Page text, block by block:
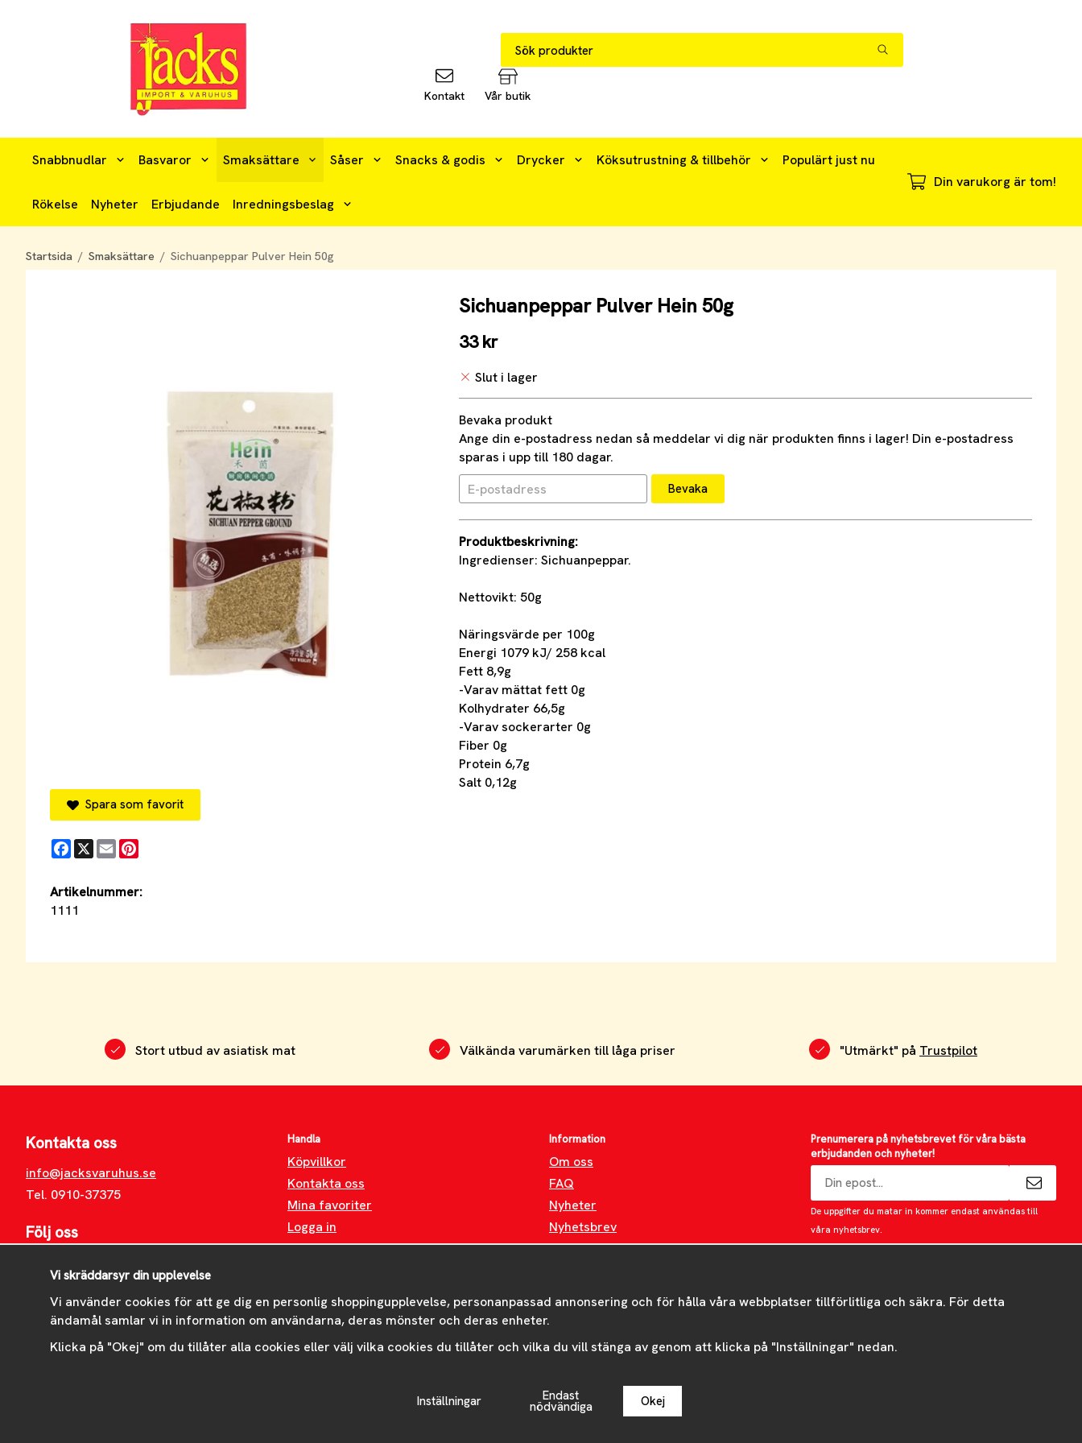
Kontakt Vår butik
Snabbnudlar Basvaror Smaksättare Såser Snacks & godis Drycker Köksutrustning & tillbehör Populärt just nu
Rökelse Nyheter Erbjudande Inredningsbeslag
Din varukorg är tom!
Startsida / Smaksättare / Sichuanpeppar Pulver Hein 50g
Sichuanpeppar Pulver Hein 50g
33 kr
Slut i lager
Bevaka produkt
Ange din e-postadress nedan så meddelar vi dig när produkten finns i lager! Din e-postadress
sparas i upp till 180 dagar.
Bevaka
Produktbeskrivning:
Ingredienser: Sichuanpeppar.
Nettovikt: 50g
Näringsvärde per 100g
Energi 1079 kJ/ 258 kcal
Fett 8,9g
-Varav mättat fett 0g
Kolhydrater 66,5g
-Varav sockerarter 0g
Fiber 0g
Protein 6,7g
Salt 0,12g
Spara som favorit
Facebook
X Email
Artikelnummer:
1111
Stort utbud av asiatisk mat Välkända varumärken till låga priser "Utmärkt" på Trustpilot
Kontakta oss
info@jacksvaruhus.se
Tel. 0910-37375
Följ oss
Instagram
Handla
Köpvillkor
Kontakta oss
Mina favoriter
Logga in
Information
Om oss
FAQ
Nyheter
Nyhetsbrev
Om cookies
Prenumerera på nyhetsbrevet för våra bästa
erbjudanden och nyheter!
postadress
De uppgifter du matar in kommer endast användas till
våra nyhetsbrev.
Drift & produktion:Wikinggruppen
Vi skräddarsyr din upplevelse
Vi använder cookies för att ge dig en personlig shoppingupplevelse, personanpassad annonsering och för hålla våra webbplatser tillförlitliga och säkra. För detta
ändamål samlar vi in information om användarna, deras mönster och deras enheter.
Klicka på "Okej" om du tillåter alla cookies eller välj vilka cookies du tillåter och vilka du vill stänga av genom att klicka på "Inställningar" nedan.
Inställningar Endast
nödvändiga Okej